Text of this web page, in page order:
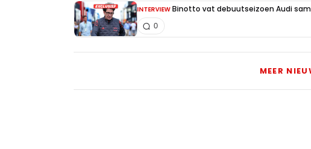
INTERVIEW Binotto vat debuutseizoen Audi
0
MEER